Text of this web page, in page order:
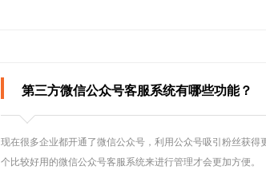
第三方微信公众号客服系统有哪些功能？
现在很多企业都开通了微信公众号，利用公众号吸引粉丝获
个比较好用的微信公众号客服系统来进行管理才会更加方便。